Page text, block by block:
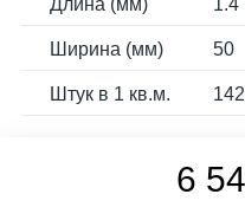
Длина (мм) 1.4
Ширина (мм) 50
Штук в 1 кв.м.
6